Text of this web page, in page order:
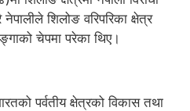
शिलोङ वरिपरिका क्षेत्र
चेपमा परेका थिए।
पर्वतीय क्षेत्रको विकास तथा